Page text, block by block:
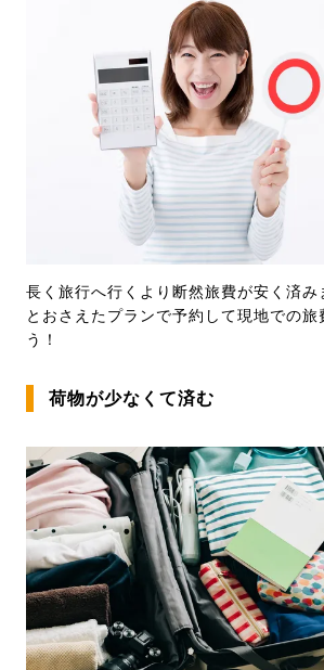
長く旅行へ行くより断然旅費が安く済み
とおさえたプランで予約して現地での旅
う！
荷物が少なくて済む